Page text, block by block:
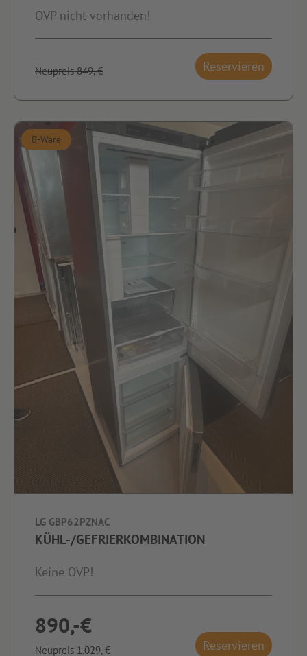
OVP nicht vorhanden!
Neupreis 849,-€ Reservieren
B-Ware
LG GBP62PZNAC
KÜHL-/GEFRIERKOMBINATION
Keine OVP!
890,-€
Neupreis 1.029,-€ Reservieren